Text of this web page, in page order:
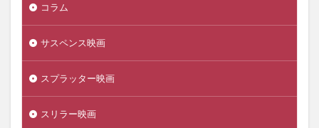
コラム
サスペンス映画
スプラッター映画
スリラー映画